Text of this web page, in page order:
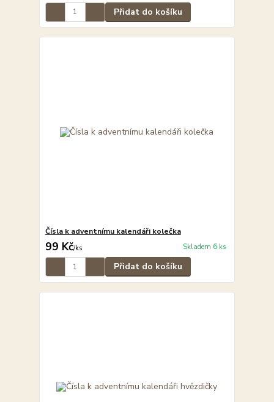
Přidat do košíku
Čísla k adventnímu kalendáři kolečka
99 Kč/ks Skladem 6 ks
Přidat do košíku